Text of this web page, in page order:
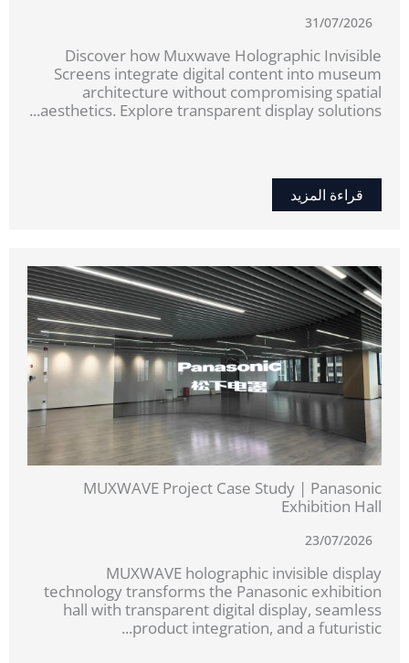
31/07/2026
Discover how Muxwave Holographic Invisible
Screens integrate digital content into museum
architecture without compromising spatial
aesthetics. Explore transparent display solutions...
قراءة المزيد
MUXWAVE Project Case Study | Panasonic
Exhibition Hall
23/07/2026
MUXWAVE holographic invisible display
technology transforms the Panasonic exhibition
hall with transparent digital display, seamless
product integration, and a futuristic...